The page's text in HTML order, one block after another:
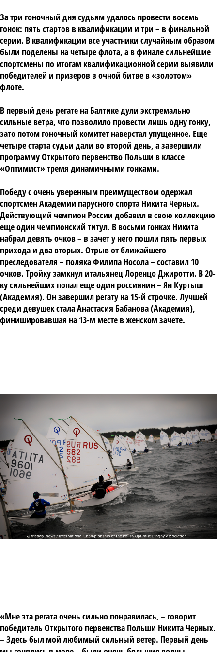
За три гоночный дня судьям удалось провести восемь
гонок: пять стартов в квалификации и три – в финальной
серии. В квалификации все участники случайным образом
были поделены на четыре флота, а в финале сильнейшие
спортсмены по итогам квалификационной серии выявили
победителей и призеров в очной битве в «золотом»
флоте.
В первый день регате на Балтике дули экстремально
сильные ветра, что позволило провести лишь одну гонку,
зато потом гоночный комитет наверстал упущенное. Еще
четыре старта судьи дали во второй день, а завершили
программу Открытого первенство Польши в классе
«Оптимист» тремя динамичными гонками.
Победу с очень уверенным преимуществом одержал
спортсмен Академии парусного спорта Никита Черных.
Действующий чемпион России добавил в свою коллекцию
еще один чемпионский титул. В восьми гонках Никита
набрал девять очков – в зачет у него пошли пять первых
прихода и два вторых. Отрыв от ближайшего
преследователя – поляка Филипа Носола – составил 10
очков. Тройку замкнул итальянец Лоренцо Джиротти. В 20-
ку сильнейших попал еще один россиянин – Ян Куртыш
(Академия). Он завершил регату на 15-й строчке. Лучшей
среди девушек стала Анастасия Бабанова (Академия),
финишировавшая на 13-м месте в женском зачете.
«Мне эта регата очень сильно понравилась, – говорит
победитель Открытого первенства Польши Никита Черных.
– Здесь был мой любимый сильный ветер. Первый день